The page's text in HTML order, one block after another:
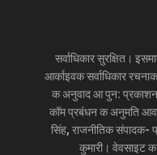
सर्वाधिकार सुरक्षित।
आर्काइवक सर्वाधिकार
क अनुवाद आ पुन: प्रकाशन
कॉम प्रबंधन क अनुमति
सिंह, राजनीतिक संपादक-
कुमारी। वेवसाइट